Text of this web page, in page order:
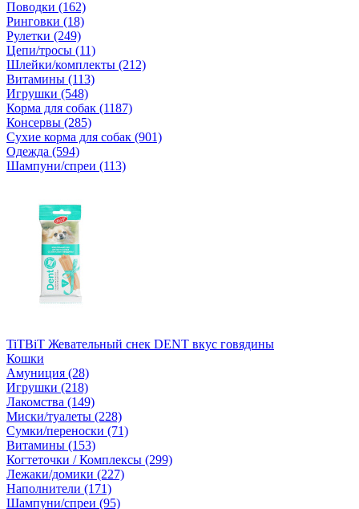
Поводки (162)
Ринговки (18)
Рулетки (249)
Цепи/тросы (11)
Шлейки/комплекты (212)
Витамины (113)
Игрушки (548)
Корма для собак (1187)
Консервы (285)
Сухие корма для собак (901)
Одежда (594)
Шампуни/спреи (113)
TiTBiT Жевательный снек DENT вкус говядины
Кошки
Амуниция (28)
Игрушки (218)
Лакомства (149)
Миски/туалеты (228)
Сумки/переноски (71)
Витамины (153)
Когтеточки / Комплексы (299)
Лежаки/домики (227)
Наполнители (171)
Шампуни/спреи (95)